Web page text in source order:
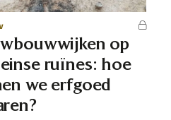
op
ruïnes: hoe
we erfgoed